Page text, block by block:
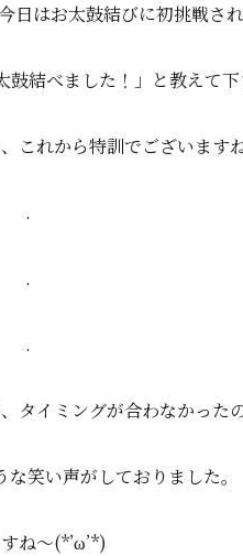
日はお太鼓結びに初挑戦さ
結べました！」と教えて下
これから特訓でございます
.
.
.
タイミングが合わなかっ
笑い声がしておりました。
ね～(*’ω’*)